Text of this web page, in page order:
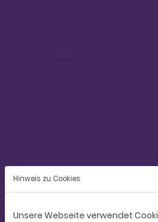
Hinweis zu Cookies
Unsere Webseite verwendet